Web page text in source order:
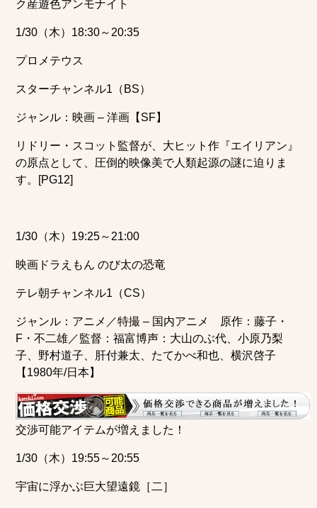
ク産遊色アンモナイト
1/30（木）18:30～20:35
プロメテウス
スターチャンネル1（BS）
ジャンル：映画 – 洋画【SF】
リドリー・スコット監督が、大ヒット作『エイリアン』
の原点として、圧倒的映像美で人類起源の謎に迫りま
す。[PG12]
1/30（木）19:25～21:00
映画ドラえもん のび太の恐竜
テレ朝チャンネル1（CS）
ジャンル：アニメ／特撮 – 国内アニメ 原作：藤子・
F・不二雄／監督：福富博声：大山のぶ代、小原乃梨
子、野村道子、肝付兼太、たてかべ和也、横沢啓子
【1980年/日本】
交渉可能アイテムが増えました！
1/30（木）19:55～20:55
宇宙に浮かぶ巨大望遠鏡［二］